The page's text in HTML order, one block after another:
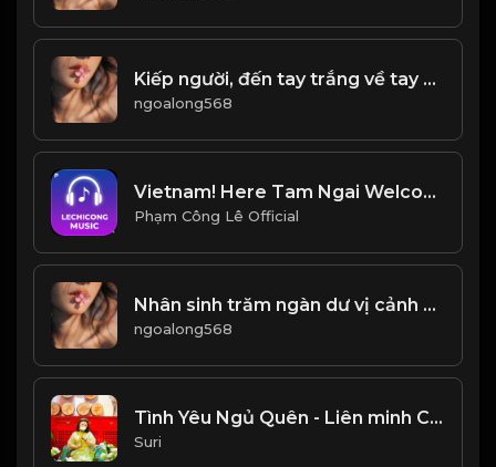
Kiếp người, đến tay trắng về tay không. Ý nghĩa đích thực của cuộc sống không nằm ở vẻ hào nhoáng bên ngoài, mà chính là sự tự do của Tâm Hồn! & Đ
ngoalong568
Vietnam! Here Tam Ngai Welcome
Phạm Công Lê Official
Nhân sinh trăm ngàn dư vị cảnh sắc, nhưng vẻ đẹp không dễ duy trì! Đạo
ngoalong568
Tình Yêu Ngủ Quên - Liên minh Cửu Long - ATVNCG
Suri